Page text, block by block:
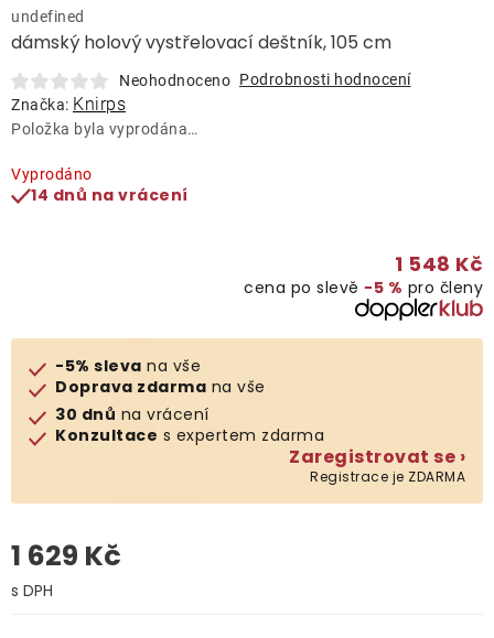
Doplňky
Deštníky
Prodávané značky
O nás
dámský holový vystřelovací deštník, 105 cm
undefined
Neohodnoceno Podrobnosti hodnocení
Značka: Knirps
Položka byla vyprodána…
Vyprodáno
14 dnů na vrácení
1 548 Kč
cena po slevě −5 % pro členy
-5% sleva na vše
Doprava zdarma na vše
30 dnů na vrácení
Konzultace s expertem zdarma
Zaregistrovat se ›
Registrace je ZDARMA
1 629 Kč